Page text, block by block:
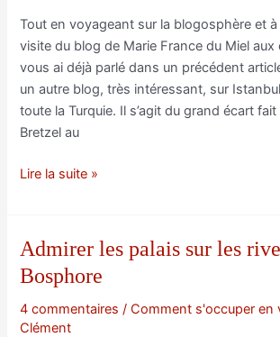
Tout en voyageant sur la blogosphère et à
visite du blog de Marie France du Miel
vous ai déjà parlé dans un précédent
un autre blog, très intéressant, sur
toute la Turquie. Il s’agit du grand écart
Bretzel au
La
blogs
Lire la suite »
Admirer les palais sur les
Bosphore
4 commentaires /Comment s'occuper en
Clément